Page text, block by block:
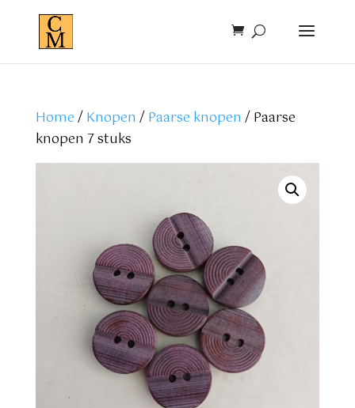
Home/Knopen /Paarse knopen / Paarse
knopen 7 stuks